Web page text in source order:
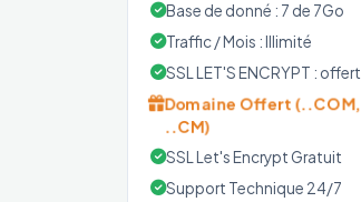
Base de donné : 7 de 7Go
Traffic / Mois : Illimité
SSL LET'S ENCRYPT : offert
Domaine Offert (..COM,
..CM)
SSL Let's Encrypt Gratuit
Support Technique 24/7